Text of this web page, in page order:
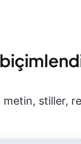
stiller,